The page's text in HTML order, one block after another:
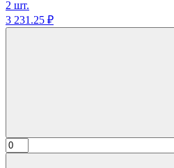
2 шт.
3 231.25 ₽